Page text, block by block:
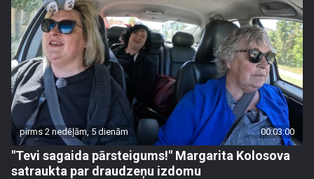
pirms 2 nedēļām, 5 dienām 00:03:00
"Tevi sagaida pārsteigums!" Margarita Kolosova
satraukta par draudzeņu izdomu